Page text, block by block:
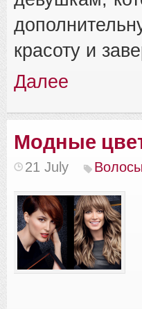
красоту и
Далее
Модные
21 July